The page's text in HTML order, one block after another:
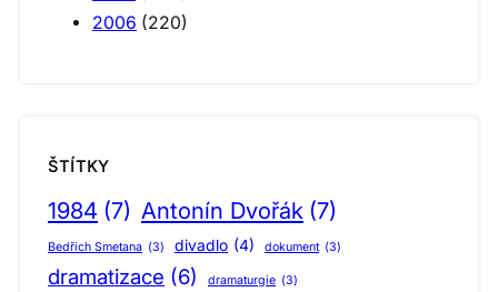
2006 (220)
ŠTÍTKY
1984 (7) Antonín Dvořák (7)
Bedřich Smetana (3) divadlo (4) dokument (3)
dramatizace (6) dramaturgie (3)